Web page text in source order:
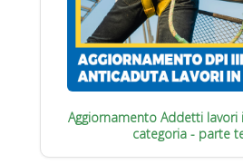
Aggiornamento Addetti lavori
categoria - parte